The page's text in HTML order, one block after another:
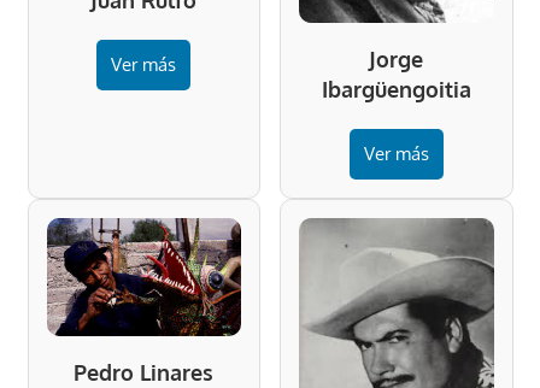
Ver más
Jorge
Ibargüengoitia
Ver más
Pedro Linares